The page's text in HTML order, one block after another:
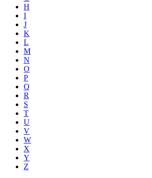
H
I
J
K
L
M
N
O
P
Q
R
S
T
U
V
W
X
Y
Z